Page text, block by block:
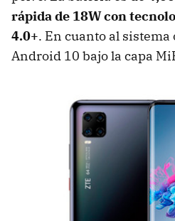
rápida de 18W con
4.0+. En cuanto al
Android 10 bajo la capa